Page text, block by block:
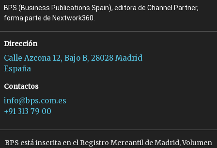
BPS (Business Publications Spain), editora de Channel Partner,
forma parte de Nextwork360.
Dirección
Calle Azcona 12, Bajo B, 28028 Madrid
España
Contactos
info@bps.com.es
+91 313 79 00
BPS está inscrita en el Registro Mercantil de Madrid, Volumen